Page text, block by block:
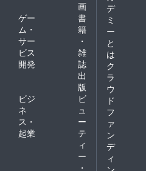
画
ゲー
ム・
サー
ビス
開発
書
籍
・
雑
誌
出
版
ビジ
ネ
ス・
起業
ビ
ュ
ー
テ
ィ
ー
・
デ
ミ
ー
と
は
ク
ラ
ウ
ド
フ
ァ
ン
デ
ィ